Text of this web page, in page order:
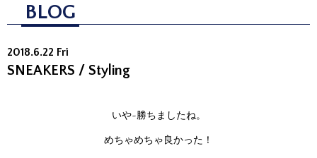
BLOG
2018.6.22 Fri
SNEAKERS / Styling
いや~勝ちましたね。
めちゃめちゃ良かった！